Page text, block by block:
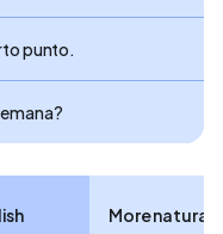
punto.
More natural